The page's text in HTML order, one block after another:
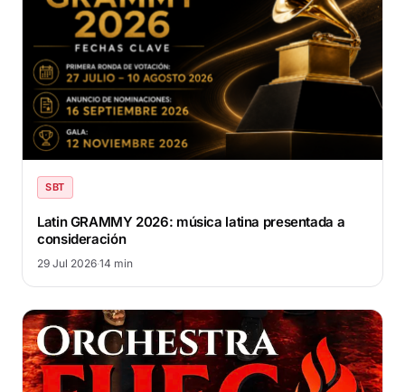
SBT
Latin GRAMMY 2026: música latina presentada a
consideración
29 Jul 2026·14 min